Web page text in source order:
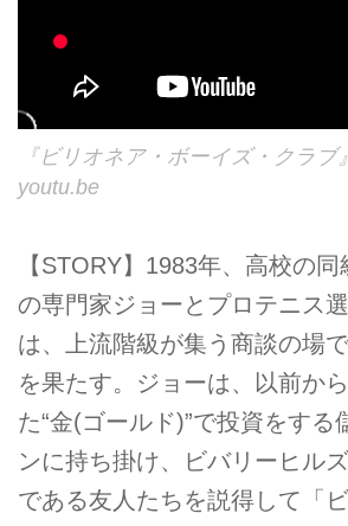
『ビリオネア・ボーイズ・クラブ
youtu.be
【STORY】1983年、高校の
の専門家ジョーとプロテニス
は、上流階級が集う商談の場
を果たす。ジョーは、以前か
た“金(ゴールド)”で投資をする
ンに持ち掛け、ビバリーヒル
である友人たちを説得して「